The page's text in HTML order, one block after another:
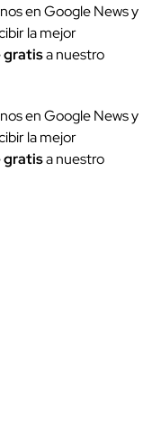
en Google News y
la mejor
gratisa nuestro
en Google News y
la mejor
gratisa nuestro